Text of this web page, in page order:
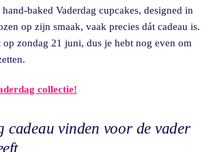
baked Vaderdag cupcakes, designed in
op zijn smaak, vaak precies dát cadeau is.
op zondag 21 juni, dus je hebt nog even om
collectie!
cadeau vinden voor de vader